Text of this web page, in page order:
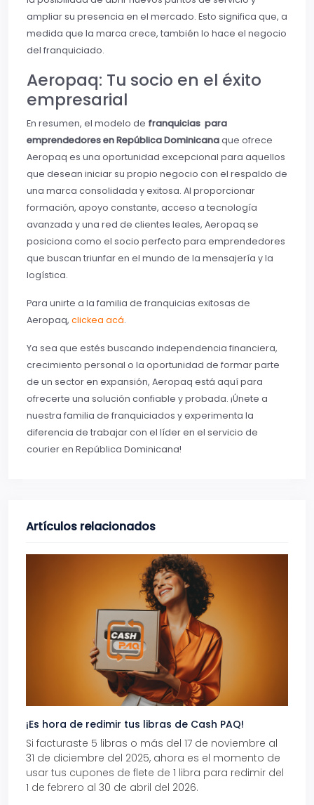
ampliar su presencia en el mercado. Esto significa que, a
medida que la marca crece, también lo hace el negocio
del franquiciado.
Aeropaq: Tu socio en el éxito
empresarial
En resumen, el modelo de franquicias para
emprendedores en República Dominicanaque ofrece
Aeropaq es una oportunidad excepcional para aquellos
que desean iniciar su propio negocio con el respaldo de
una marca consolidada y exitosa. Al proporcionar
formación, apoyo constante, acceso a tecnología
avanzada y una red de clientes leales, Aeropaq se
posiciona como el socio perfecto para emprendedores
que buscan triunfar en el mundo de la mensajería y la
logística.
Para unirte a la familia de franquicias exitosas de
Aeropaq, clickea acá.
Ya sea que estés buscando independencia financiera,
crecimiento personal o la oportunidad de formar parte
de un sector en expansión, Aeropaq está aquí para
ofrecerte una solución confiable y probada. ¡Únete a
nuestra familia de franquiciados y experimenta la
diferencia de trabajar con el líder en el servicio de
courier en República Dominicana!
Artículos relacionados
¡Es hora de redimir tus libras de Cash PAQ!
Si facturaste 5 libras o más del 17 de noviembre al
31 de diciembre del 2025, ahora es el momento de
usar tus cupones de flete de 1 libra para redimir del
1 de febrero al 30 de abril del 2026.